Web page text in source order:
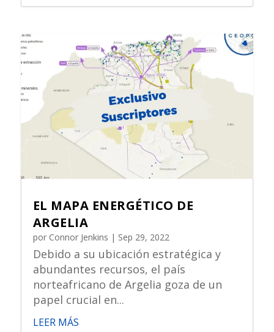
EL MAPA ENERGÉTICO DE
ARGELIA
por Connor Jenkins | Sep 29, 2022
Debido a su ubicación estratégica y
abundantes recursos, el país
norteafricano de Argelia goza de un
papel crucial en...
LEER MÁS